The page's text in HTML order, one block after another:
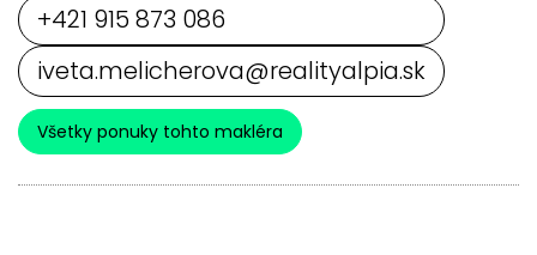
+421 915 873 086
iveta.melicherova@realityalpia.sk
Všetky ponuky tohto makléra